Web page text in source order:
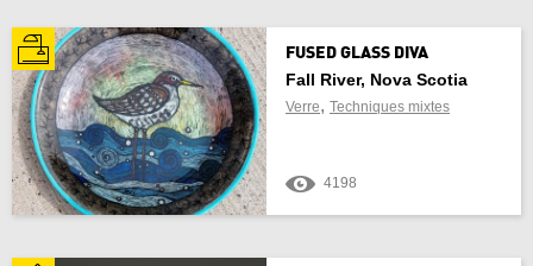
FUSED GLASS DIVA
Fall River, Nova Scotia
Verre, Techniques mixtes
4198